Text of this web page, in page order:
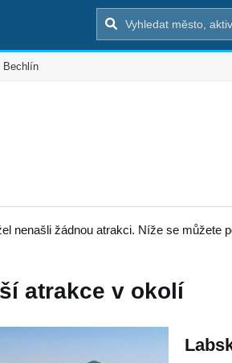
Bechlín
nenašli žádnou atrakci. Níže se můžete
atrakce v okolí